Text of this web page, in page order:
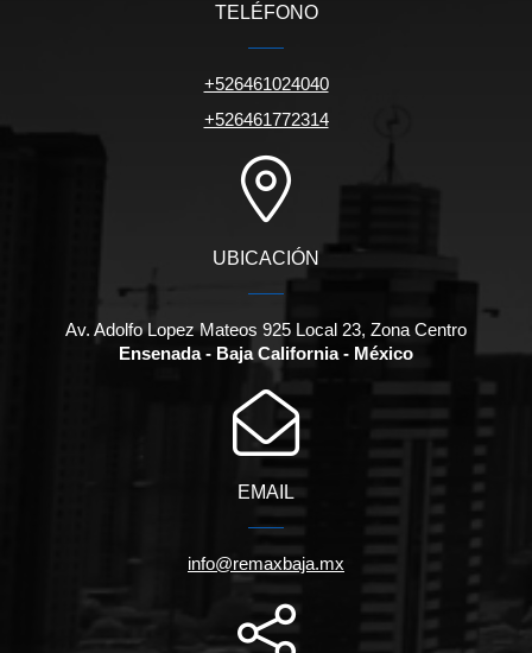
TELÉFONO
+526461024040
+526461772314
UBICACIÓN
Av. Adolfo Lopez Mateos 925 Local 23, Zona Centro
Ensenada - Baja California - México
EMAIL
info@remaxbaja.mx